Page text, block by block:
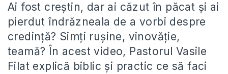
Ai fost creștin, dar ai căzut în păcat și ai
pierdut îndrăzneala de a vorbi despre
credință? Simți rușine, vinovăție,
teamă? În acest video, Pastorul Vasile
Filat explică biblic și practic ce să faci